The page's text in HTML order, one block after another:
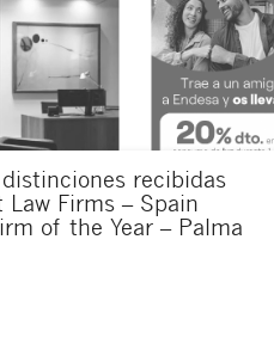
recibidas
Law Firms – Spain
of the Year – Palma